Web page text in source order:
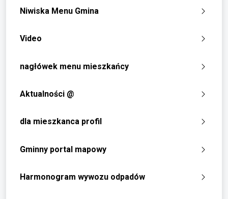
Niwiska Menu Gmina
Video
nagłówek menu mieszkańcy
Aktualności @
dla mieszkanca profil
Gminny portal mapowy
Harmonogram wywozu odpadów